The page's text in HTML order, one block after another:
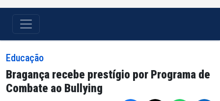
Educação
Bragança recebe prestígio por Programa de
Combate ao Bullying